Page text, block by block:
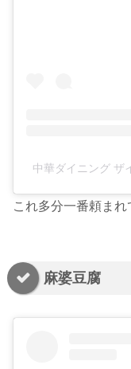
中華ダイニング ザ
これ多分一番頼まれ
麻婆豆腐